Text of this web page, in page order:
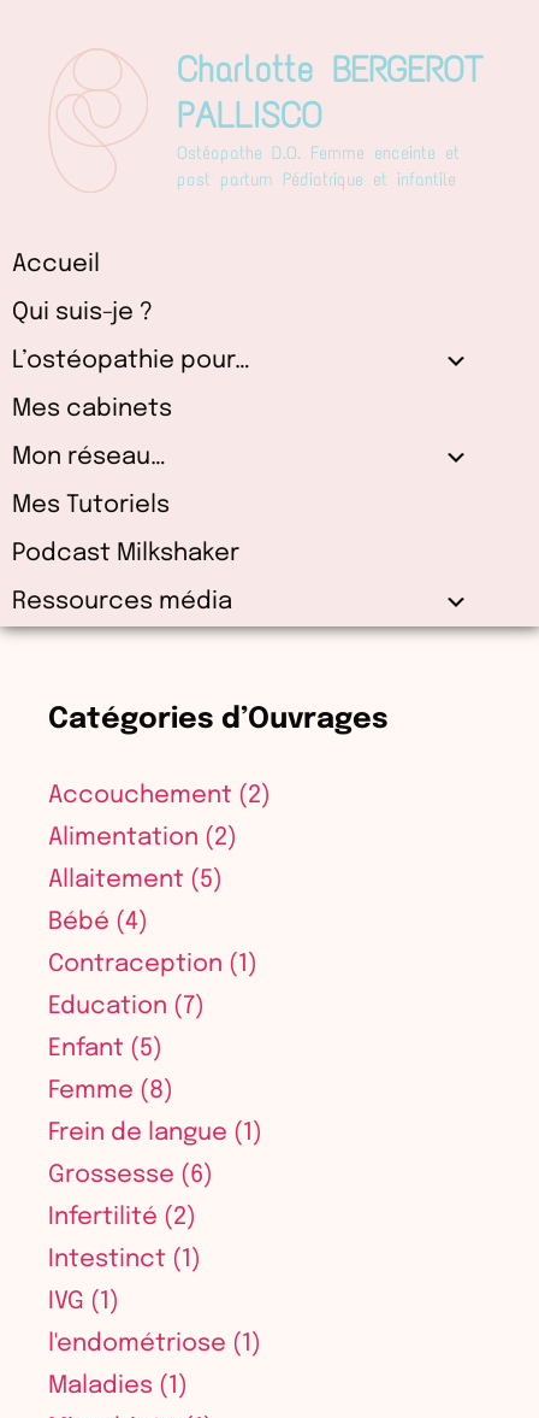
contenu
Charlotte BERGEROT
PALLISCO
Ostéopathe D.O. Femme enceinte et
post partum Pédiatrique et infantile
Accueil
Qui suis-je ?
L’ostéopathie pour…
Mes cabinets
Mon réseau…
Mes Tutoriels
Podcast Milkshaker
Ressources média
Catégories d’Ouvrages
Accouchement (2)
Alimentation (2)
Allaitement (5)
Bébé (4)
Contraception (1)
Education (7)
Enfant (5)
Femme (8)
Frein de langue (1)
Grossesse (6)
Infertilité (2)
Intestinct (1)
IVG (1)
l'endométriose (1)
Maladies (1)